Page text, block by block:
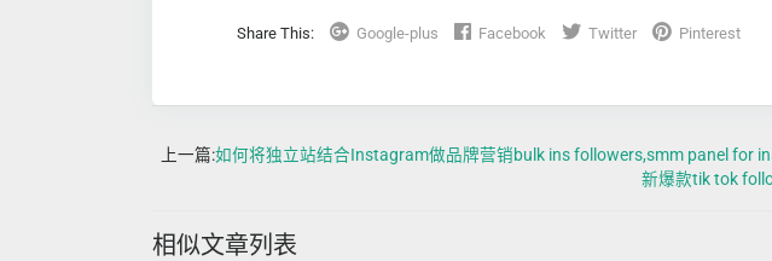
Share This: Google-plus Facebook Twitter Pinterest
上一篇:如何将独立站结合Instagram做品牌营销bulk ins followers,smm panel for
新爆款tik tok
相似文章列表